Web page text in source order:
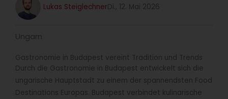
Lukas SteiglechnerDi., 12. Mai 2026
Ungarn
Gastronomie in Budapest vereint Tradition und Trends
Durch die Gastronomie in Budapest entwickelt sich die
ungarische Hauptstadt zu einem der spannendsten Food
Destinations Europas. Budapest verbindet kulinarische